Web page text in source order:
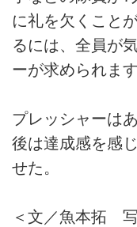
に礼を欠くこと
るには、全員が
ーが求められます
プレッシャーは
後は達成感を感
せた。
＜文／魚本拓